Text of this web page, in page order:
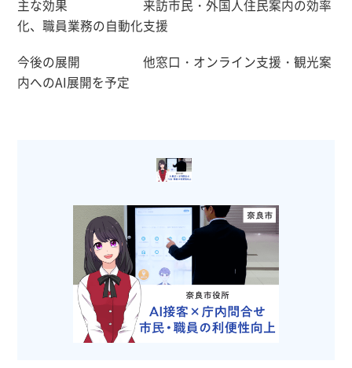
主な効果 来訪市民・外国人住民案内の効率
化、職員業務の自動化支援
今後の展開 他窓口・オンライン支援・観光案
内へのAI展開を予定